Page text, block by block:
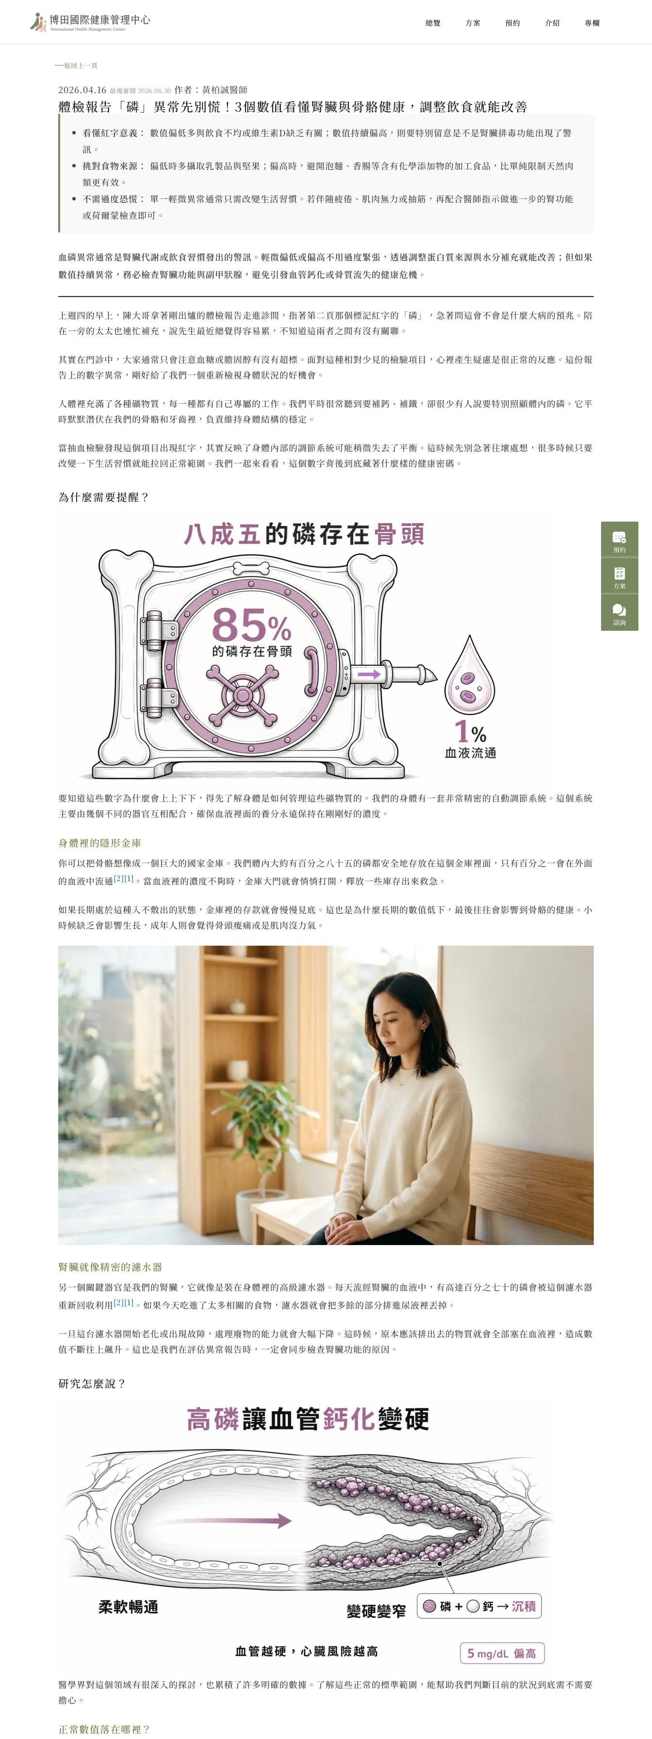
主
總覽 方案 預約 介紹 專欄
返回上一頁
2026.04.16 最後審閱 2026.06.30 作者： 黃柏誠醫師
體檢報告「磷」異常先別慌！3個數值看懂腎臟與骨骼健康，調整飲食就能改善
看懂紅字意義： 數值偏低多與飲食不均或維生素D缺乏有關；數值持續偏高，則要特別留意是不是腎臟排毒功能出現了警
訊。
挑對食物來源： 偏低時多攝取乳製品與堅果；偏高時，避開泡麵、香腸等含有化學添加物的加工食品，比單純限制天然肉
類更有效。
不需過度恐慌： 單一輕微異常通常只需改變生活習慣。若伴隨疲倦、肌肉無力或抽筋，再配合醫師指示做進一步的腎功能
或荷爾蒙檢查即可。
血磷異常通常是腎臟代謝或飲食習慣發出的警訊。輕微偏低或偏高不用過度緊張，透過調整蛋白質來源與水分補充就能改善；但如果
數值持續異常，務必檢查腎臟功能與副甲狀腺，避免引發血管鈣化或骨質流失的健康危機。
上週四的早上，陳大哥拿著剛出爐的體檢報告走進診間，指著第二頁那個標記紅字的「磷」，急著問這會不會是什麼大病的預兆。陪
在一旁的太太也連忙補充，說先生最近總覺得容易累，不知道這兩者之間有沒有關聯。
其實在門診中，大家通常只會注意血糖或膽固醇有沒有超標。面對這種相對少見的檢驗項目，心裡產生疑慮是很正常的反應。這份報
告上的數字異常，剛好給了我們一個重新檢視身體狀況的好機會。
人體裡充滿了各種礦物質，每一種都有自己專屬的工作。我們平時很常聽到要補鈣、補鐵，卻很少有人說要特別照顧體內的磷。它平
時默默潛伏在我們的骨骼和牙齒裡，負責維持身體結構的穩定。
當抽血檢驗發現這個項目出現紅字，其實反映了身體內部的調節系統可能稍微失去了平衡。這時候先別急著往壞處想，很多時候只要
改變一下生活習慣就能拉回正常範圍。我們一起來看看，這個數字背後到底藏著什麼樣的健康密碼。
為什麼需要提醒？
要知道這些數字為什麼會上上下下，得先了解身體是如何管理這些礦物質的。我們的身體有一套非常精密的自動調節系統。這個系統
主要由幾個不同的器官互相配合，確保血液裡面的養分永遠保持在剛剛好的濃度。
身體裡的隱形金庫
你可以把骨骼想像成一個巨大的國家金庫。我們體內大約有百分之八十五的磷都安全地存放在這個金庫裡面，只有百分之一會在外面
的血液中流通[2][1] 。當血液裡的濃度不夠時，金庫大門就會悄悄打開，釋放一些庫存出來救急。
如果長期處於這種入不敷出的狀態，金庫裡的存款就會慢慢見底。這也是為什麼長期的數值低下，最後往往會影響到骨骼的健康。小
時候缺乏會影響生長，成年人則會覺得骨頭痠痛或是肌肉沒力氣。
腎臟就像精密的濾水器
另一個關鍵器官是我們的腎臟，它就像是裝在身體裡的高級濾水器。每天流經腎臟的血液中，有高達百分之七十的磷會被這個濾水器
重新回收利用[2][1] 。如果今天吃進了太多相關的食物，濾水器就會把多餘的部分排進尿液裡丟掉。
一旦這台濾水器開始老化或出現故障，處理廢物的能力就會大幅下降。這時候，原本應該排出去的物質就會全部塞在血液裡，造成數
值不斷往上飆升。這也是我們在評估異常報告時，一定會同步檢查腎臟功能的原因。
研究怎麼說？
醫學界對這個領域有很深入的探討，也累積了許多明確的數據。了解這些正常的標準範圍，能幫助我們判斷目前的狀況到底需不需要
擔心。
正常數值落在哪裡？
預約
方案
諮詢